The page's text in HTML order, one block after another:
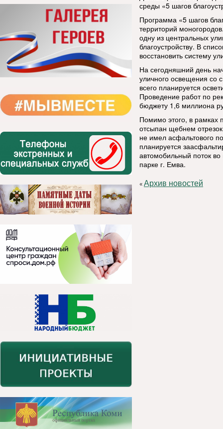
среды «5 шагов
Программа «5 шагов
территорий
одну из центральных
благоустройству. В
восстановить систему
На сегодняшний день
уличного освещения со
всего планируется
Проведение работ по
бюджету 1,6 миллиона
Помимо этого, в рамках
отсыпан щебнем
не имел асфальтового
планируется
автомобильный поток
парке г. Емва.
«Архив новостей